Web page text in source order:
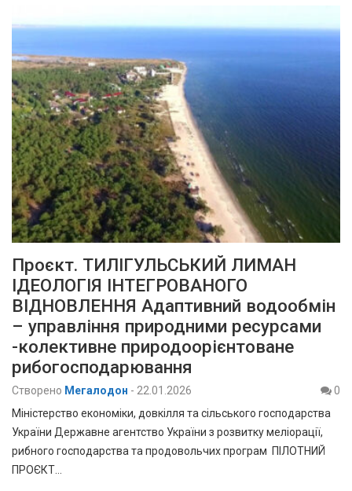
Проєкт. ТИЛІГУЛЬСЬКИЙ ЛИМАН
ІДЕОЛОГІЯ ІНТЕГРОВАНОГО
ВІДНОВЛЕННЯ Адаптивний водообмін
– управління природними ресурсами
-колективне природоорієнтоване
рибогосподарювання
Створено Мегалодон - 22.01.2026
0
Міністерство економіки, довкілля та сільського господарства
України Державне агентство України з розвитку меліорації,
рибного господарства та продовольчих програм ПІЛОТНИЙ
ПРОЄКТ…